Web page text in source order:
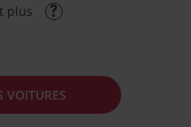
plus
VOITURES